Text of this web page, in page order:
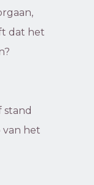
dat het
stand
van het